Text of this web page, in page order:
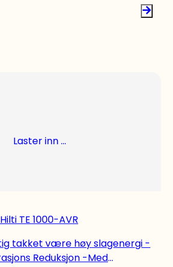
både Bosch-verktøy og
å nevne noen. Sjekk vårt
Laster inn ...
TE 1000-AVR
takket være høy slagenergi -
Reduksjon -Med